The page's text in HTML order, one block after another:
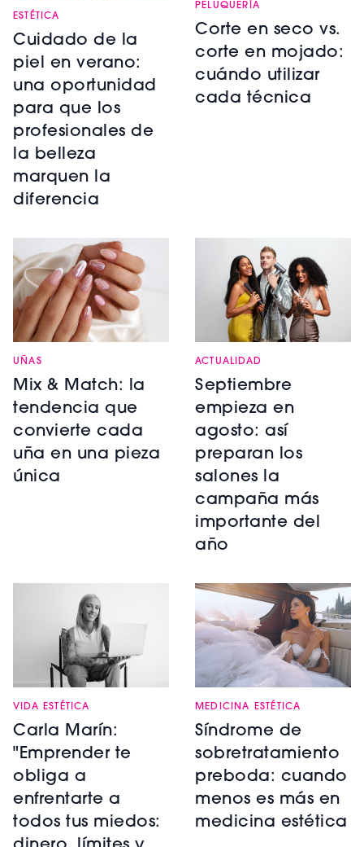
ESTÉTICA
Cuidado de la
piel en verano:
una oportunidad
para que los
profesionales de
la belleza
marquen la
diferencia
PELUQUERÍA
Corte en seco vs.
corte en mojado:
cuándo utilizar
cada técnica
UÑAS
Mix & Match: la
tendencia que
convierte cada
uña en una pieza
única
ACTUALIDAD
Septiembre
empieza en
agosto: así
preparan los
salones la
campaña más
importante del
año
VIDA ESTÉTICA
Carla Marín:
"Emprender te
obliga a
enfrentarte a
todos tus miedos:
MEDICINA ESTÉTICA
Síndrome de
sobretratamiento
preboda: cuando
menos es más en
medicina estética